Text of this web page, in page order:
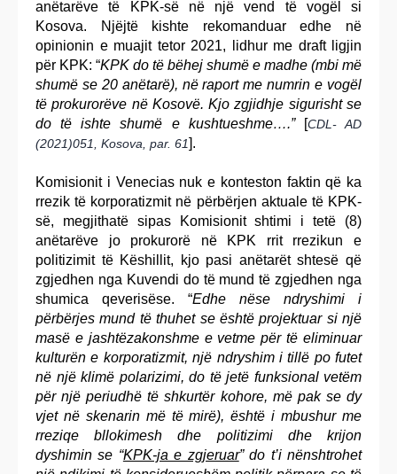
anëtarëve të KPK-së në një vend të vogël si
Kosova. Njëjtë kishte rekomanduar edhe në
opinionin e muajit tetor 2021, lidhur me draft ligjin
për KPK: “KPK do të bëhej shumë e madhe (mbi më
shumë se 20 anëtarë), në raport me numrin e vogël
të prokurorëve në Kosovë. Kjo zgjidhje sigurisht se
do të ishte shumë e kushtueshme….”[CDL- AD
(2021)051, Kosova, par. 61].
Komisionit i Venecias nuk e konteston faktin që ka
rrezik të korporatizmit në përbërjen aktuale të KPK-
së, megjithatë sipas Komisionit shtimi i tetë (8)
anëtarëve jo prokurorë në KPK rrit rrezikun e
politizimit të Këshillit, kjo pasi anëtarët shtesë që
zgjedhen nga Kuvendi do të mund të zgjedhen nga
shumica qeverisëse. “Edhe nëse ndryshimi i
përbërjes mund të thuhet se është projektuar si një
masë e jashtëzakonshme e vetme për të eliminuar
kulturën e korporatizmit, një ndryshim i tillë po futet
në një klimë polarizimi, do të jetë funksional vetëm
për një periudhë të shkurtër kohore, më pak se dy
vjet në skenarin më të mirë), është i mbushur me
rreziqe bllokimesh dhe politizimi dhe krijon
dyshimin se “KPK-ja e zgjeruar” do t’i nënshtrohet